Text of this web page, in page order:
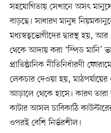
সহযোগিতায় সেখানে অসৎ
বাড়ছে। সাধারণ মানুষ
মধ্যস্বত্বভোগীদের দ্বারস্থ হয়,
থেকে আদায় করা ‘স্পিড মানি’
প্রাতিষ্ঠানিক নীতিনির্ধারণী
লেকচার দেওয়া হয়,
আড়ালে থেকে হাসে। কারণ
কাটার আসল চাবিকাঠি
ওপরই বেশি নির্ভরশীল।